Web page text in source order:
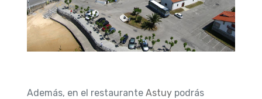
Además, en el restauranteAstuy podrás